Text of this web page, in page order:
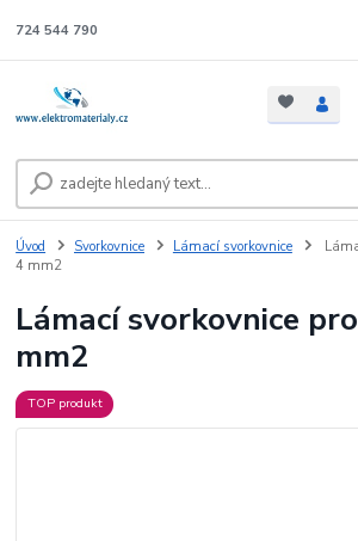
724 544 790
Úvod Svorkovnice Lámací svorkovnice
4 mm2
Lámací svorkovnice
mm2
TOP produkt